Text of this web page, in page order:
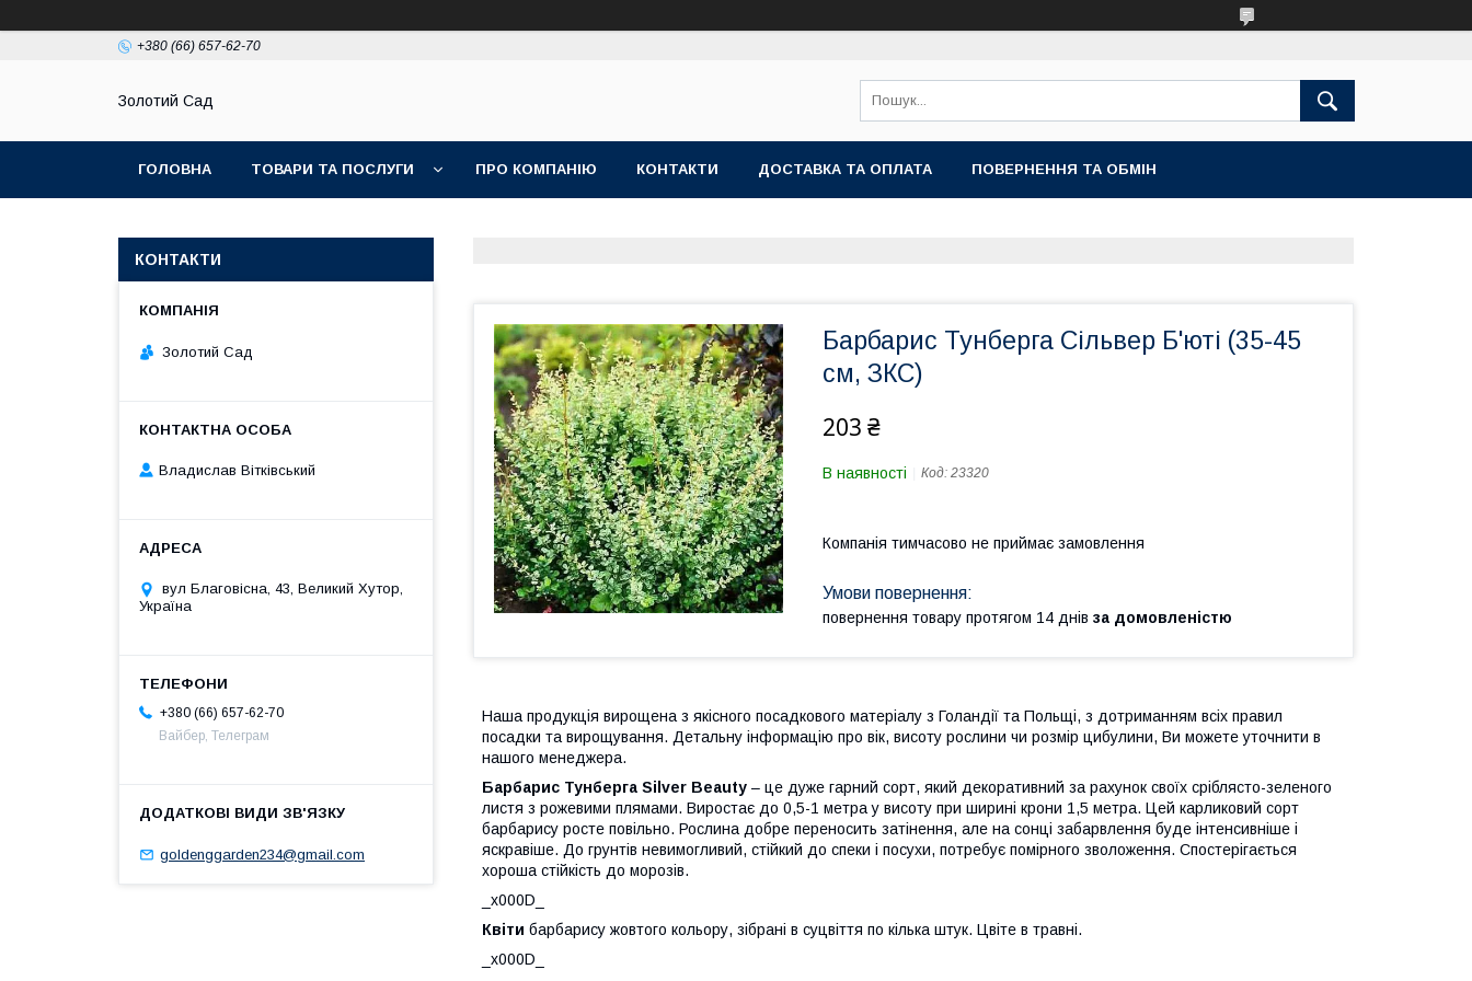
+380 (66) 657-62-70
Золотий Сад
ГОЛОВНА ТОВАРИ ТА ПОСЛУГИ ПРО КОМПАНІЮ КОНТАКТИ ДОСТАВКА ТА ОПЛАТА ПОВЕРНЕННЯ ТА ОБМІН
Барбарис Тунберга Сільвер Б'юті (35-45
см, ЗКС)
203 ₴
В наявності Код: 23320
Компанія тимчасово не приймає замовлення
повернення товару протягом 14 днів за домовленістю
Наша продукція вирощена з якісного посадкового матеріалу з Голандії та Польщі, з дотриманням всіх правил
посадки та вирощування. Детальну інформацію про вік, висоту рослини чи розмір цибулини, Ви можете уточнити в
нашого менеджера.
Барбарис Тунберга Silver Beauty – це дуже гарний сорт, який декоративний за рахунок своїх сріблясто-зеленого
листя з рожевими плямами. Виростає до 0,5-1 метра у висоту при ширині крони 1,5 метра. Цей карликовий сорт
барбарису росте повільно. Рослина добре переносить затінення, але на сонці забарвлення буде інтенсивніше і
яскравіше. До грунтів невимогливий, стійкий до спеки і посухи, потребує помірного зволоження. Спостерігається
хороша стійкість до морозів.
_x000D_
Квіти барбарису жовтого кольору, зібрані в суцвіття по кілька штук. Цвіте в травні.
_x000D_
КОНТАКТИ
Золотий Сад
Владислав Вітківський
вул Благовісна, 43, Великий Хутор,
Україна
+380 (66) 657-62-70
Вайбер, Телеграм
goldenggarden234@gmail.com